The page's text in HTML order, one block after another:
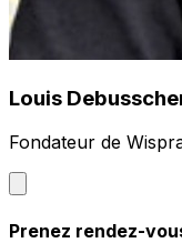
Louis
Fondateur de
Prenez rendez-